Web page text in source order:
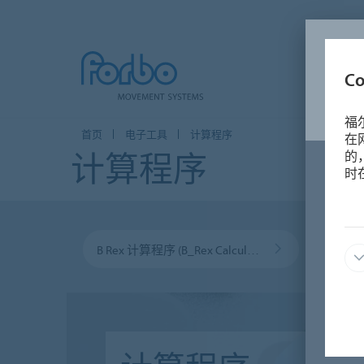
首页 电子工具 计算程序
计算程序
福
在
的
时